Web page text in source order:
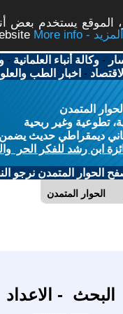
يستخدم بعض
More info - المزيد
-وكالة أنباء العلمانية -
الاقتصاد - اخبار الطب
المتمدن
تطوعية وغير ربحية
ديمقراطي حديث يضمن
ابن رشد للفكر الحر
الحوار المتمدن نرجو
الحوار المتمدن
البحث - الاعداد